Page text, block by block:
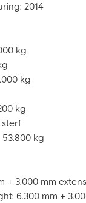
2014
kg
kg
kg
kg
+ 3.000 mm
6.300 mm +